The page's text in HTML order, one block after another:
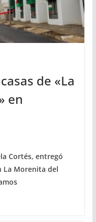
de «La
en
Cortés, entregó
La Morenita del